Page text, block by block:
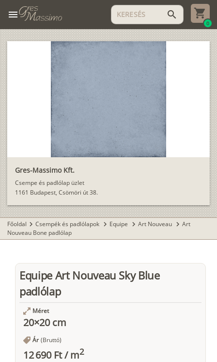
menu search
0
Gres-Massimo Kft.
Csempe és padlólap üzlet
1161 Budapest, Csömöri út 38.
Főoldal chevron_right Csempék és padlólapok chevron_right Equipe chevron_right Art Nouveau chevron_right Art
Nouveau Bone padlólap
Equipe Art Nouveau Sky Blue
padlólap
Méret
20×20 cm
Ár (Bruttó)
12 690 Ft/m2